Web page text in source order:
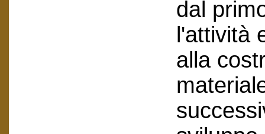
dal
l'attività
alla